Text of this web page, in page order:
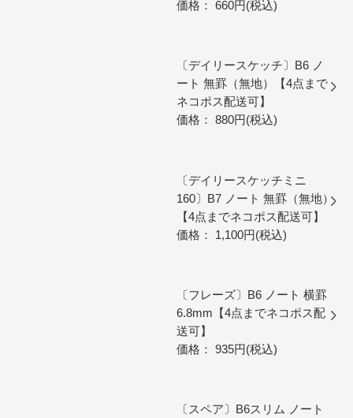
価格： 660円(税込)
〔デイリースケッチ〕B6 ノ
ート 無罫（無地）【4点まで
ネコポス配送可】
価格： 880円(税込)
〔デイリースケッチミニ
160〕B7 ノート 無罫（無地）
【4点までネコポス配送可】
価格： 1,100円(税込)
〔フレーズ〕B6 ノート 横罫
6.8mm【4点までネコポス配
送可】
価格： 935円(税込)
〔スペア〕B6スリム ノート